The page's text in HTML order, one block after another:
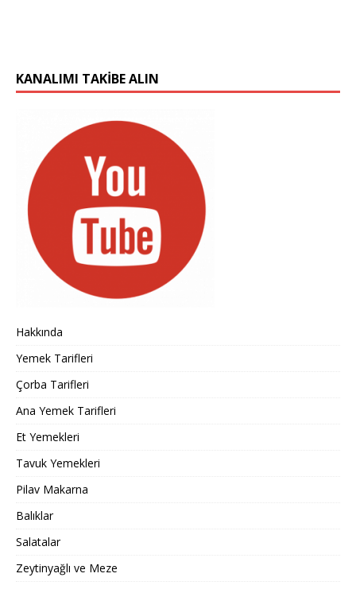
KANALIMI TAKIBE ALIN
Hakkında
Yemek Tarifleri
Çorba Tarifleri
Ana Yemek Tarifleri
Et Yemekleri
Tavuk Yemekleri
Pilav Makarna
Balıklar
Salatalar
Zeytinyağlı ve Meze